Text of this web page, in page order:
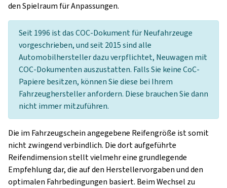
den Spielraum für Anpassungen.
Seit 1996 ist das COC-Dokument für Neufahrzeuge
vorgeschrieben, und seit 2015 sind alle
Automobilhersteller dazu verpflichtet, Neuwagen mit
COC-Dokumenten auszustatten. Falls Sie keine CoC-
Papiere besitzen, können Sie diese bei Ihrem
Fahrzeughersteller anfordern. Diese brauchen Sie dann
nicht immer mitzuführen.
Die im Fahrzeugschein angegebene Reifengröße ist somit
nicht zwingend verbindlich. Die dort aufgeführte
Reifendimension stellt vielmehr eine grundlegende
Empfehlung dar, die auf den Herstellervorgaben und den
optimalen Fahrbedingungen basiert. Beim Wechsel zu